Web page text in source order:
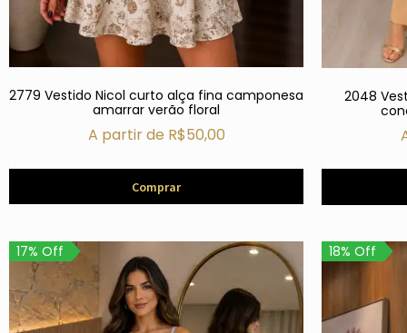
2779 Vestido Nicol curto alça fina camponesa
amarrar verão floral
A partir de R$50,00
Comprar
2048
17% Off 18% Off